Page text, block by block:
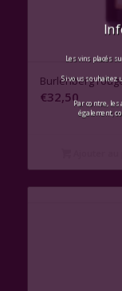
Burlenberg
€32,50
Les vins placés
Si vous souhaitez
Par contre, les
également,